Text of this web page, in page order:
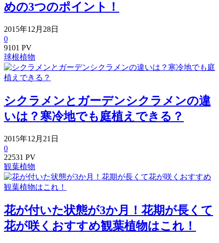
めの3つのポイント！
2015年12月28日
0
9101 PV
球根植物
シクラメンとガーデンシクラメンの違
いは？寒冷地でも庭植えできる？
2015年12月21日
0
22531 PV
観葉植物
花が付いた状態が3か月！花期が長くて
花が咲くおすすめ観葉植物はこれ！